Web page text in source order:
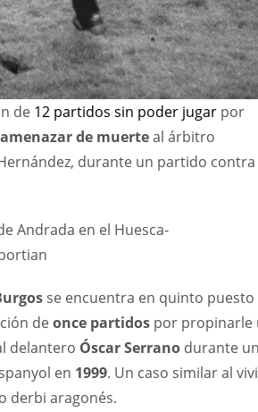
DEN
24
20
de 12 partidos sin poder jugarpor
de muerteal árbitro
durante un partido contra
Andrada en el Huesca-
se encuentra en quinto puesto
deonce partidospor propinarle
delantero Óscar Serranodurante
en 1999. Un caso similar al
derbi aragonés.